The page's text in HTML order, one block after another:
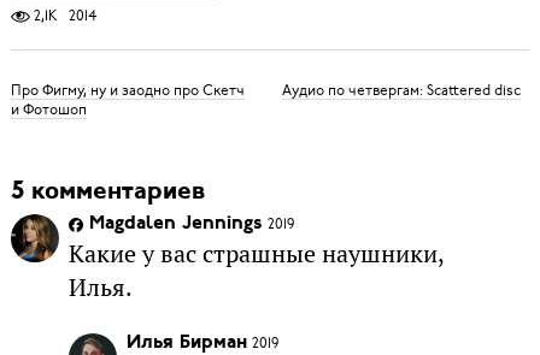
2,1K 2014
Про Фигму, ну и заодно про Скетч
и Фотошоп
Аудио по четвергам: Scattered disc
5 комментариев
Magdalen Jennings 2019
Какие у вас страшные наушники,
Илья.
Илья Бирман 2019